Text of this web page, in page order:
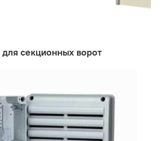
для секционных ворот